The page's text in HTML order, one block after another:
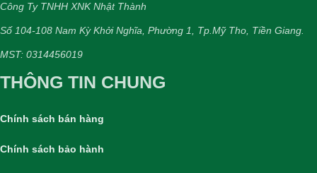
Công Ty TNHH XNK Nhật Thành
Số 104-108 Nam Kỳ Khởi Nghĩa, Phường 1, Tp.Mỹ Tho, Tiền Giang.
MST: 0314456019
THÔNG TIN CHUNG
Chính sách bán hàng
Chính sách bảo hành